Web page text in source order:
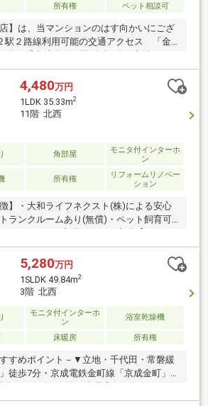
所有権 ペット相談可
】は、当マンションのはす向かいにござ
駅２路線利用可能の交通アクセス 「金
7分、「京成金町」駅 徒歩9分の立地■ペッ
細則有）■ＴＶモニター付きオートロッ
■新耐震基準＆管理・セキュリティ体制良
ックス有り■充実な設備・仕様 ・ガス温水
食器洗浄乾燥機・ディスポーザー ・浴室
・室内ホスクリーン ・ラクセスキーで自
者専用の共用レンタサイクルありご見
お気軽にお問合わせ下さい。当マンショ
案内も承ります。
4,480万円
1LDK 35.33m2
11階 北西
角部屋
モニタ付インターホ
ン
所有権
リフォームリノベー
ション
徴】・大和ライフネクスト(株)による安心
ランクルームあり(無償)・ペット飼育可
ートロック、宅配ボックス完備【リノベ
】・キッチン水栓交換・洗面化粧台水栓
ットバス水栓交換・トイレ手洗水栓交換・
・フロアタイル一部貼替・クロス貼替・ク
《アフターサービス保証付》～住んでか
サポート～ 水まわりトラブルは
詳しくはお問い合わせ下さ
5,280万円
1SLDK 49.84m2
3階 北西
モニタ付インターホ
ン
浴室乾燥機
床暖房 所有権
すめポイント－▼立地・千代田・常磐緩
徒歩7分・京成電鉄金町線「京成金町」
・2022年2月築・全居室フローリング仕
約4.5帖の洋室にWICを設置・サービスス